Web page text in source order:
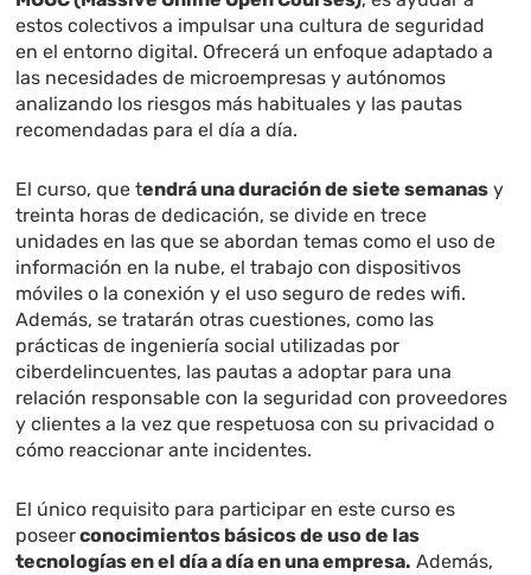
estos colectivos a impulsar una cultura de seguridad
en el entorno digital. Ofrecerá un enfoque adaptado a
las necesidades de microempresas y autónomos
analizando los riesgos más habituales y las pautas
recomendadas para el día a día.
El curso, que tendrá una duración de siete semanas y
treinta horas de dedicación, se divide en trece
unidades en las que se abordan temas como el uso de
información en la nube, el trabajo con dispositivos
móviles o la conexión y el uso seguro de redes wifi.
Además, se tratarán otras cuestiones, como las
prácticas de ingeniería social utilizadas por
ciberdelincuentes, las pautas a adoptar para una
relación responsable con la seguridad con proveedores
y clientes a la vez que respetuosa con su privacidad o
cómo reaccionar ante incidentes.
El único requisito para participar en este curso es
poseerconocimientos básicos de uso de las
tecnologías en el día a día en una empresa. Además,